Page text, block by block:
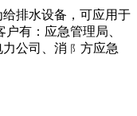
排水设备，可应用于
有：应急管理局、
公司、消 阝 方应急